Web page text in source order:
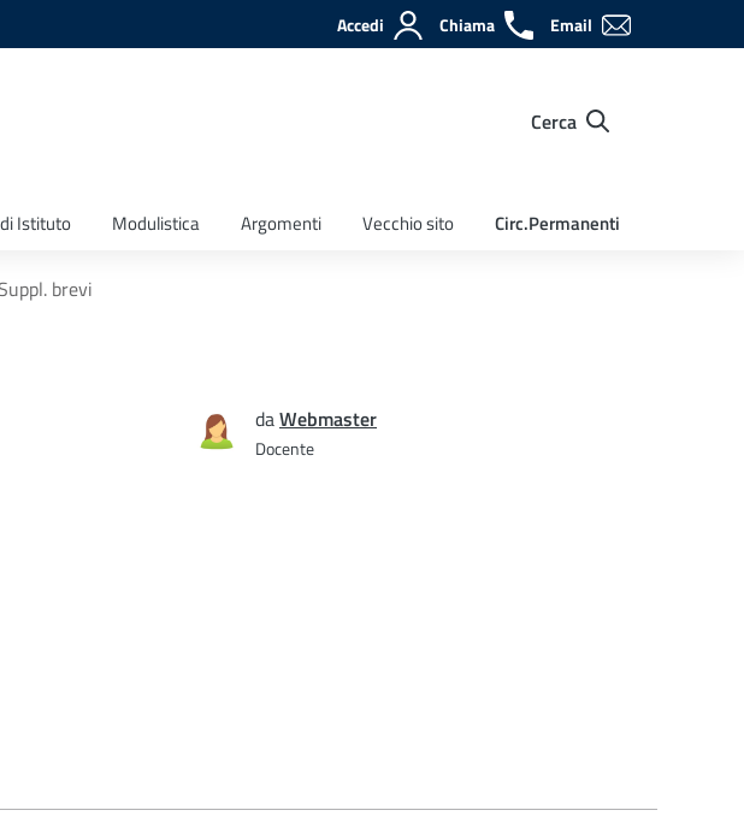
Accedi Chiama Email
Cerca
Istituto Modulistica Argomenti Vecchio sito Circ.Permanenti
brevi
daWebmaster
Docente